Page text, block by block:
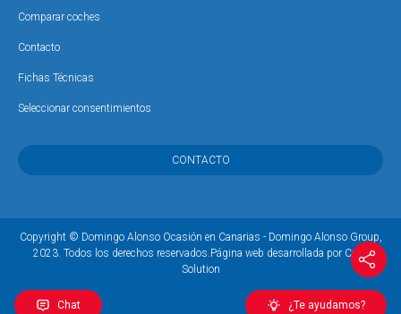
Chat ¿Te ayudamos?
Comparar coches
Contacto
Fichas Técnicas
Seleccionar consentimientos
CONTACTO
Copyright © Domingo Alonso Ocasión en Canarias - Domingo Alonso Group,
2023. Todos los derechos reservados.Página web desarrollada por Coco
Solution